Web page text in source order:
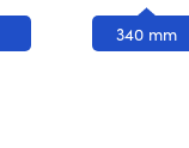
340 mm